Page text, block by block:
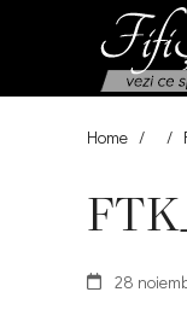
Home / /
28